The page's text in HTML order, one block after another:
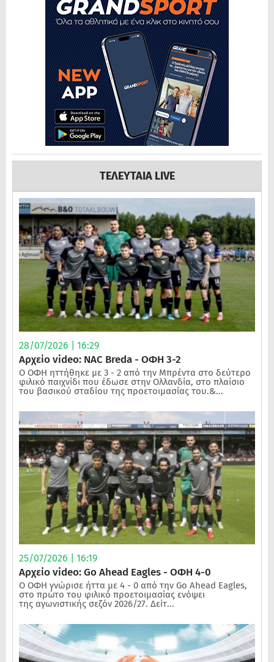
ΤΕΛΕΥΤΑΙΑ LIVE
28/07/2026 | 16:29
Αρχείο video: NAC Breda - ΟΦΗ 3-2
Ο ΟΦΗ ηττήθηκε με 3 - 2 από την Μπρέντα στο δεύτερο
φιλικό παιχνίδι που έδωσε στην Ολλανδία, στο πλαίσιο
του βασικού σταδίου της προετοιμασίας του.&...
25/07/2026 | 16:19
Αρχείο video: Go Ahead Eagles - ΟΦΗ 4-0
Ο ΟΦΗ γνώρισε ήττα με 4 - 0 από την Go Ahead Eagles,
στο πρώτο του φιλικό προετοιμασίας ενόψει
της αγωνιστικής σεζόν 2026/27. Δείτ...